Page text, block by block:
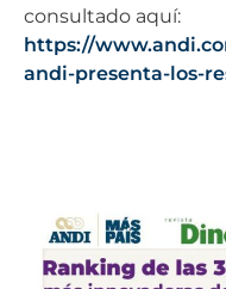
consultado aquí:
https://
andi-presenta-los-